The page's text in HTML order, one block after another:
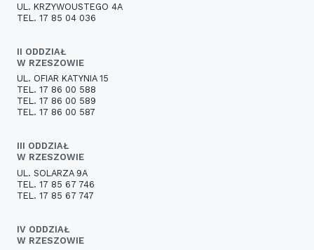
UL. KRZYWOUSTEGO 4A
TEL. 17 85 04 036
II ODDZIAŁ
W RZESZOWIE
UL. OFIAR KATYNIA 15
TEL. 17 86 00 588
TEL. 17 86 00 589
TEL. 17 86 00 587
III ODDZIAŁ
W RZESZOWIE
UL. SOLARZA 9A
TEL. 17 85 67 746
TEL. 17 85 67 747
IV ODDZIAŁ
W RZESZOWIE